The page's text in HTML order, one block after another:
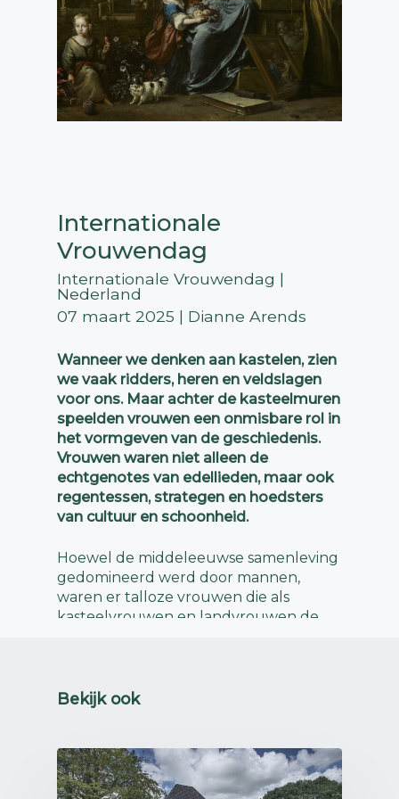
Internationale
Vrouwendag
Internationale Vrouwendag |
Nederland
07 maart 2025 | Dianne Arends
Wanneer we denken aan kastelen, zien
we vaak ridders, heren en veldslagen
voor ons. Maar achter de kasteelmuren
speelden vrouwen een onmisbare rol in
het vormgeven van de geschiedenis.
Vrouwen waren niet alleen de
echtgenotes van edellieden, maar ook
regentessen, strategen en hoedsters
van cultuur en schoonheid.
Hoewel de middeleeuwse samenleving
gedomineerd werd door mannen,
waren er talloze vrouwen die als
kasteelvrouwen en landvrouwen de
van het kasteel over. Ze
zorgde ervoor dat het kasteel een
onneembare vesting bleef. Vrouwen
zoals Maria van Bourgondië en Jacoba
Bekijk ook